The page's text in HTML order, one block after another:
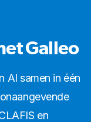
Galleo
AI samen in één
en